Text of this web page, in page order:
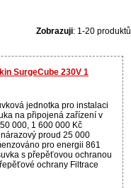
Zobrazuji: 1-20 produktů
SurgeCube 230V 1
jednotka pro instalaci
na připojená zařízení v
000, 1 600 000 Kč
proud 25 000
pro energii 861
s přepěťovou ochranou
ochrany Filtrace